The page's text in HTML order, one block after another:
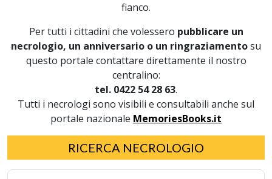
fianco.
Per tutti i cittadini che volessero pubblicare un
necrologio, un anniversario o un ringraziamentosu
questo portale contattare direttamente il nostro
centralino:
tel. 0422 54 28 63.
Tutti i necrologi sono visibili e consultabili anche sul
portale nazionale MemoriesBooks.it
RICERCA NECROLOGIO